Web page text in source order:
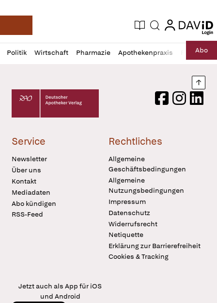
Deutsche Apotheker Zeitung
Aktuelle Ausgabe
Suche login
login
Politik Wirtschaft Pharmazie Apothekenpraxis RechtAbo
Profil
öffnen
Daz
Pur
Deutscher Apotheker Verlag Logo
FacebookInstagram
Service
Newsletter
Über uns
Kontakt
Mediadaten
Abo kündigen
RSS-Feed
Rechtliches
Allgemeine
Geschäftsbedingungen
Allgemeine
Nutzungsbedingungen
Impressum
Datenschutz
Widerrufsrecht
Netiquette
Erklärung zur Barrierefreiheit
Cookies & Tracking
Jetzt auch als App für iOS
und Android